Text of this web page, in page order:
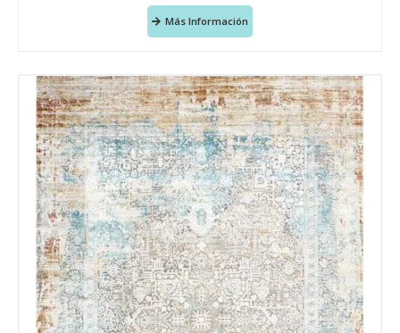
Más Información